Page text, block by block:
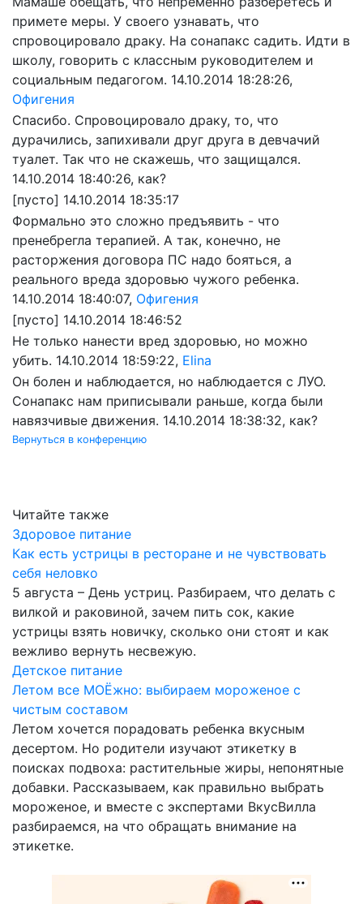
примете меры. У своего узнавать, что
спровоцировало драку. На сонапакс садить. Идти в
школу, говорить с классным руководителем и
социальным педагогом. 14.10.2014 18:28:26,
Офигения
Спасибо. Спровоцировало драку, то, что
дурачились, запихивали друг друга в девчачий
туалет. Так что не скажешь, что защищался.
14.10.2014 18:40:26, как?
[пусто] 14.10.2014 18:35:17
Формально это сложно предъявить - что
пренебрегла терапией. А так, конечно, не
расторжения договора ПС надо бояться, а
реального вреда здоровью чужого ребенка.
14.10.2014 18:40:07, Офигения
[пусто] 14.10.2014 18:46:52
Не только нанести вред здоровью, но можно
убить. 14.10.2014 18:59:22, Elina
Он болен и наблюдается, но наблюдается с ЛУО.
Сонапакс нам приписывали раньше, когда были
навязчивые движения. 14.10.2014 18:38:32, как?
Вернуться в конференцию
Читайте также
Здоровое питание
Как есть устрицы в ресторане и не чувствовать
себя неловко
5 августа – День устриц. Разбираем, что делать с
вилкой и раковиной, зачем пить сок, какие
устрицы взять новичку, сколько они стоят и как
вежливо вернуть несвежую.
Детское питание
Летом все МОЁжно: выбираем мороженое с
чистым составом
Летом хочется порадовать ребенка вкусным
десертом. Но родители изучают этикетку в
поисках подвоха: растительные жиры, непонятные
добавки. Рассказываем, как правильно выбрать
мороженое, и вместе с экспертами ВкусВилла
разбираемся, на что обращать внимание на
этикетке.